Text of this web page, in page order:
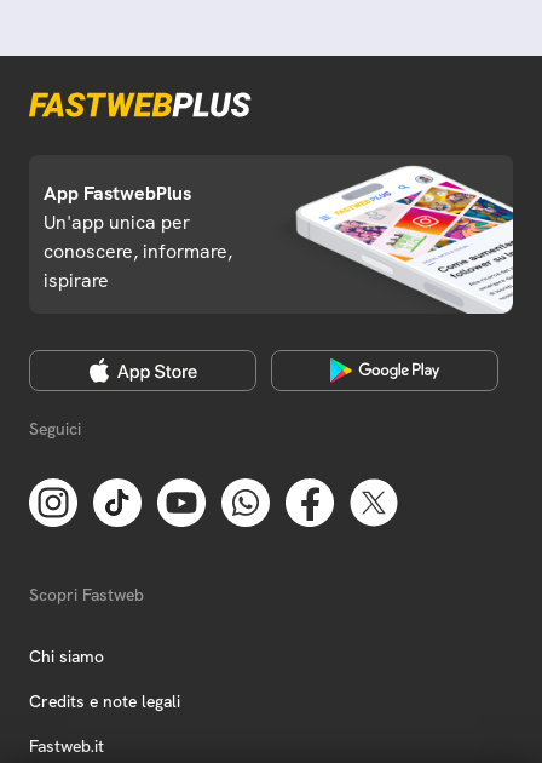
App FastwebPlus
Un'app unica per
conoscere, informare,
ispirare
Seguici
Scopri Fastweb
Chi siamo
Credits e note legali
Fastweb.it